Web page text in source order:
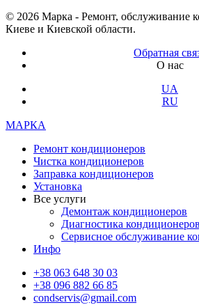
© 2026 Марка - Ремонт, обслуживание
Киеве и Киевской области.
Обратная
О нас
UA
RU
МАРКА
Ремонт кондиционеров
Чистка кондиционеров
Заправка кондиционеров
Установка
Все услуги
Демонтаж кондиционеров
Диагностика кондиционеров
Сервисное обслуживание
Инфо
+38 063 648 30 03
+38 096 882 66 85
condservis@gmail.com